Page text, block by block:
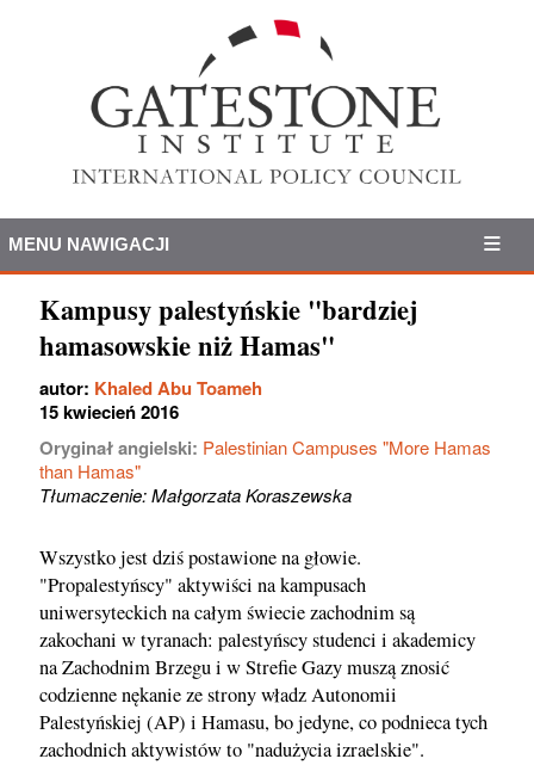
MENU NAWIGACJI
Kampusy palestyńskie "bardziej
hamasowskie niż Hamas"
autor: Khaled Abu Toameh
15 kwiecień 2016
Oryginał angielski: Palestinian Campuses "More Hamas
than Hamas"
Tłumaczenie: Małgorzata Koraszewska
Wszystko jest dziś postawione na głowie.
"Propalestyńscy" aktywiści na kampusach
uniwersyteckich na całym świecie zachodnim są
zakochani w tyranach: palestyńscy studenci i akademicy
na Zachodnim Brzegu i w Strefie Gazy muszą znosić
codzienne nękanie ze strony władz Autonomii
Palestyńskiej (AP) i Hamasu, bo jedyne, co podnieca tych
zachodnich aktywistów to "nadużycia izraelskie".